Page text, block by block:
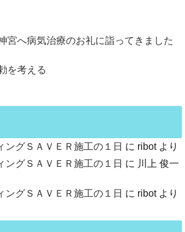
宮へ病気治療のお礼に詣ってきました
を考える
ングＳＡＶＥＲ施工の１日 に ribotより
ングＳＡＶＥＲ施工の１日 に 川上 俊一
ングＳＡＶＥＲ施工の１日 に ribotより